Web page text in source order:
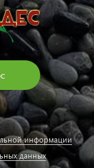
информации
данных